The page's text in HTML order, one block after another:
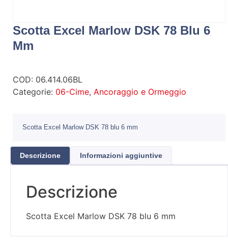
Scotta Excel Marlow DSK 78 Blu 6
Mm
COD: 06.414.06BL
Categorie: 06-Cime, Ancoraggio e Ormeggio
Scotta Excel Marlow DSK 78 blu 6 mm
Descrizione Informazioni aggiuntive
Descrizione
Scotta Excel Marlow DSK 78 blu 6 mm